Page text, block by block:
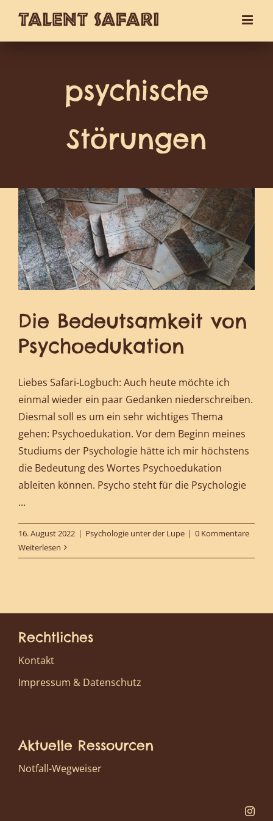
Inhalt
springen
psychische
Störungen
Die Bedeutsamkeit von
Psychoedukation
Liebes Safari-Logbuch: Auch heute möchte ich
einmal wieder ein paar Gedanken niederschreiben.
Diesmal soll es um ein sehr wichtiges Thema
gehen: Psychoedukation. Vor dem Beginn meines
Studiums der Psychologie hätte ich mir höchstens
die Bedeutung des Wortes Psychoedukation
ableiten können. Psycho steht für die Psychologie
...
16. August 2022 | Psychologie unter der Lupe | 0 Kommentare
Weiterlesen
Rechtliches
Kontakt
Impressum & Datenschutz
Aktuelle Ressourcen
Notfall-Wegweiser